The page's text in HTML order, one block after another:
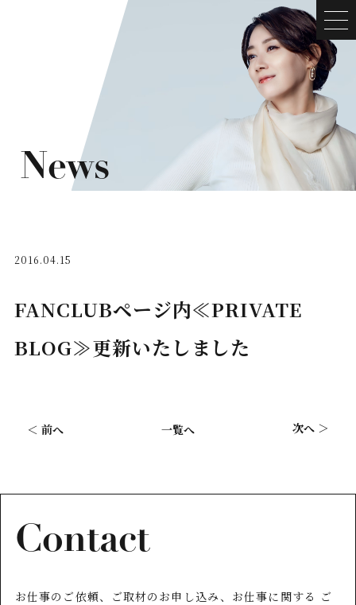
News
2016.04.15
FANCLUBページ内≪PRIVATE
BLOG≫更新いたしました
＜ 前へ 一覧へ 次へ ＞
Contact
お仕事のご依頼、ご取材のお申し込み、お仕事に関する ご